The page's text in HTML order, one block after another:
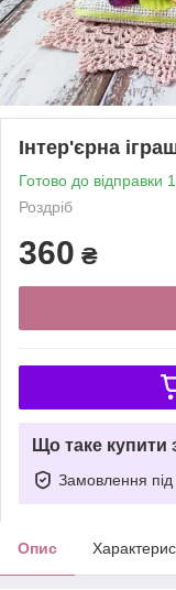
Інтер'єрна
Готово до відправки
Роздріб
360 ₴
Що таке купити
Замовлення під
Опис